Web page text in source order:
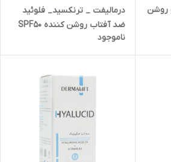
روشن
درمالیفت _ ترنکسید_ فلوئید
ضد آفتاب روشن کننده SPF50
مناسب انواع پوست 40 میلی لیتر
ناموجود